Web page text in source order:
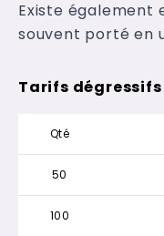
Existe également
souvent porté en
Tarifs
Qté
50
100